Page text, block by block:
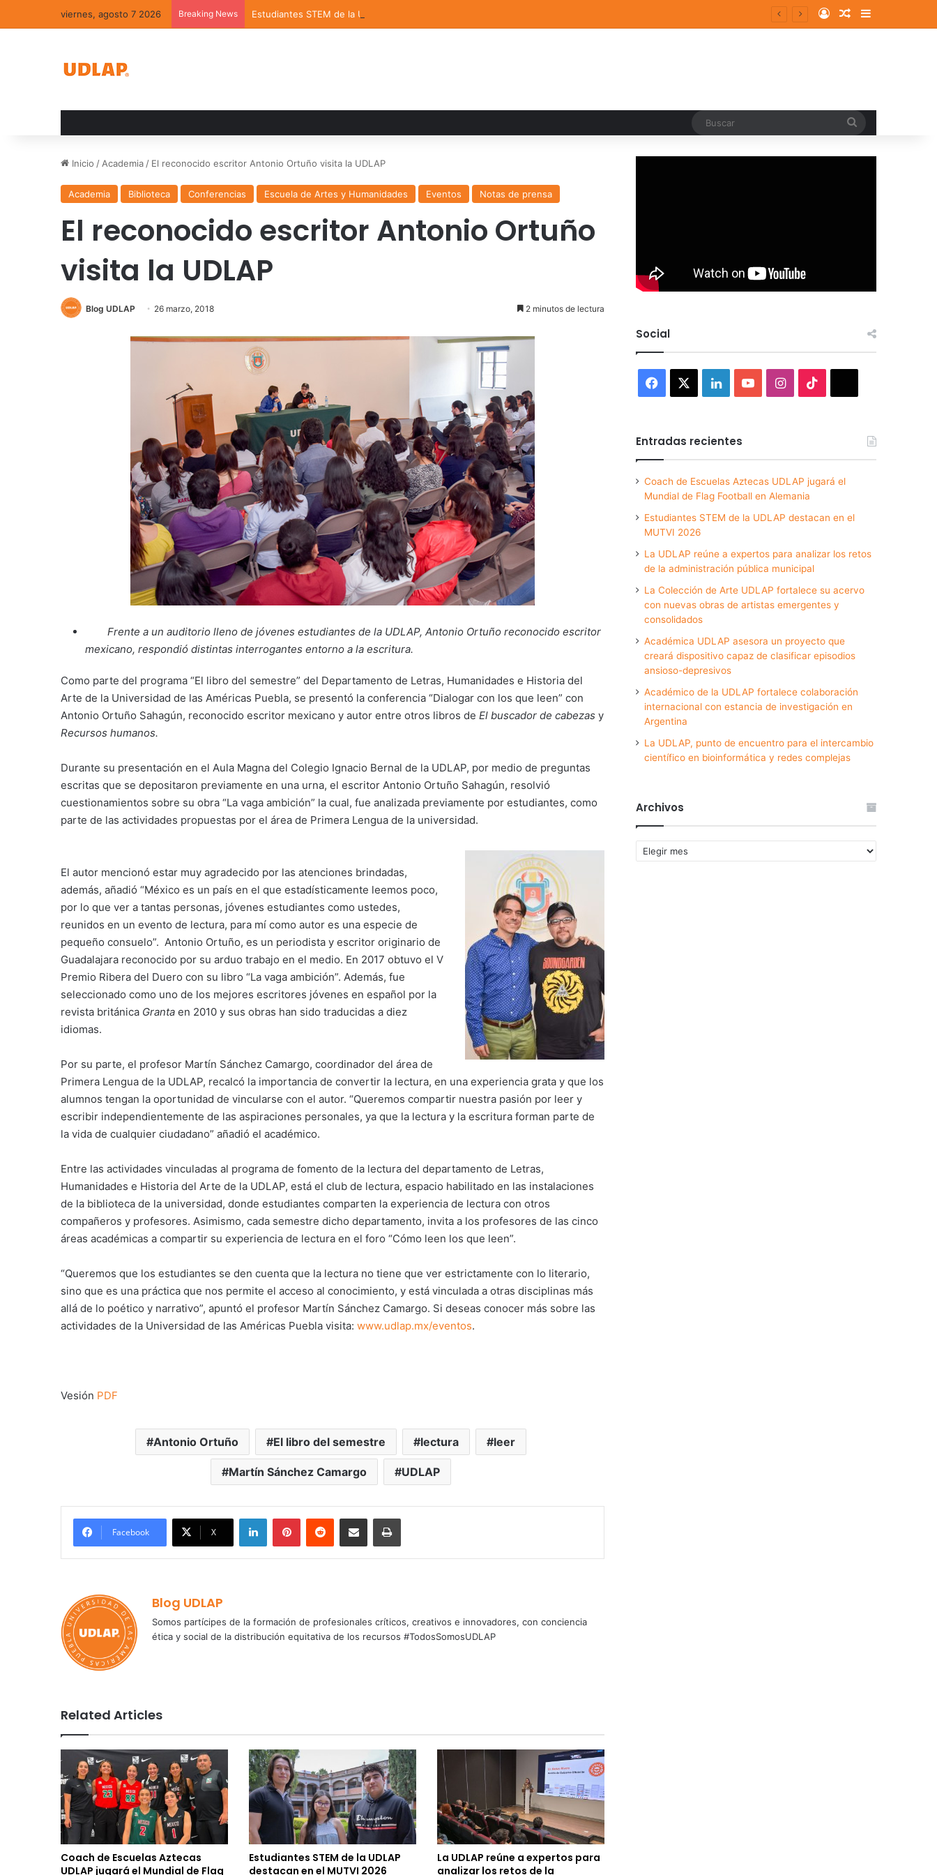
viernes, agosto 7 2026 Breaking News Estudiantes STEM de la UDLAP destacan en el MUTVI 2026 Log InRandom Article
Sidebar
Inicio / Academia / El reconocido escritor Antonio Ortuño visita la UDLAP
Academia Biblioteca Conferencias Escuela de Artes y Humanidades Eventos Notas de prensa
El reconocido escritor Antonio Ortuño
visita la UDLAP
Blog UDLAP 26 marzo, 2018 2 minutos de lectura
Frente a un auditorio lleno de jóvenes estudiantes de la UDLAP, Antonio Ortuño reconocido escritor
mexicano, respondió distintas interrogantes entorno a la escritura.
Como parte del programa “El libro del semestre” del Departamento de Letras, Humanidades e Historia del
Arte de la Universidad de las Américas Puebla, se presentó la conferencia “Dialogar con los que leen” con
Antonio Ortuño Sahagún, reconocido escritor mexicano y autor entre otros libros de El buscador de cabezas y
Recursos humanos.
Durante su presentación en el Aula Magna del Colegio Ignacio Bernal de la UDLAP, por medio de preguntas
escritas que se depositaron previamente en una urna, el escritor Antonio Ortuño Sahagún, resolvió
cuestionamientos sobre su obra “La vaga ambición” la cual, fue analizada previamente por estudiantes, como
parte de las actividades propuestas por el área de Primera Lengua de la universidad.
El autor mencionó estar muy agradecido por las atenciones brindadas,
además, añadió “México es un país en el que estadísticamente leemos poco,
por lo que ver a tantas personas, jóvenes estudiantes como ustedes,
reunidos en un evento de lectura, para mí como autor es una especie de
pequeño consuelo”. Antonio Ortuño, es un periodista y escritor originario de
Guadalajara reconocido por su arduo trabajo en el medio. En 2017 obtuvo el V
Premio Ribera del Duero con su libro “La vaga ambición”. Además, fue
seleccionado como uno de los mejores escritores jóvenes en español por la
revista británica Granta en 2010 y sus obras han sido traducidas a diez
idiomas.
Por su parte, el profesor Martín Sánchez Camargo, coordinador del área de
Primera Lengua de la UDLAP, recalcó la importancia de convertir la lectura, en una experiencia grata y que los
alumnos tengan la oportunidad de vincularse con el autor. “Queremos compartir nuestra pasión por leer y
escribir independientemente de las aspiraciones personales, ya que la lectura y la escritura forman parte de
la vida de cualquier ciudadano” añadió el académico.
Entre las actividades vinculadas al programa de fomento de la lectura del departamento de Letras,
Humanidades e Historia del Arte de la UDLAP, está el club de lectura, espacio habilitado en las instalaciones
de la biblioteca de la universidad, donde estudiantes comparten la experiencia de lectura con otros
compañeros y profesores. Asimismo, cada semestre dicho departamento, invita a los profesores de las cinco
áreas académicas a compartir su experiencia de lectura en el foro “Cómo leen los que leen”.
“Queremos que los estudiantes se den cuenta que la lectura no tiene que ver estrictamente con lo literario,
sino que es una práctica que nos permite el acceso al conocimiento, y está vinculada a otras disciplinas más
allá de lo poético y narrativo”, apuntó el profesor Martín Sánchez Camargo. Si deseas conocer más sobre las
actividades de la Universidad de las Américas Puebla visita: www.udlap.mx/eventos.
Vesión PDF
Antonio Ortuño El libro del semestre lectura leer
Martín Sánchez Camargo UDLAP
Facebook X
LinkedInPinterestReddit Share via Email Print
Blog UDLAP
Somos partícipes de la formación de profesionales críticos, creativos e innovadores, con conciencia
ética y social de la distribución equitativa de los recursos #TodosSomosUDLAP
Related Articles
Coach de Escuelas Aztecas
UDLAP jugará el Mundial de Flag
Estudiantes STEM de la UDLAP
destacan en el MUTVI 2026
La UDLAP reúne a expertos para
analizar los retos de la
Social
Facebook LinkedInYouTubeInstagram
Entradas recientes
Coach de Escuelas Aztecas UDLAP jugará el
Mundial de Flag Football en Alemania
Estudiantes STEM de la UDLAP destacan en el
MUTVI 2026
La UDLAP reúne a expertos para analizar los retos
de la administración pública municipal
La Colección de Arte UDLAP fortalece su acervo
con nuevas obras de artistas emergentes y
consolidados
Académica UDLAP asesora un proyecto que
creará dispositivo capaz de clasificar episodios
ansioso-depresivos
Académico de la UDLAP fortalece colaboración
internacional con estancia de investigación en
Argentina
La UDLAP, punto de encuentro para el intercambio
científico en bioinformática y redes complejas
Archivos
Archivos